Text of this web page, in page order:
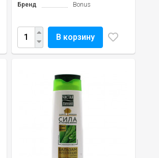
Бренд
Bonus
В корзину